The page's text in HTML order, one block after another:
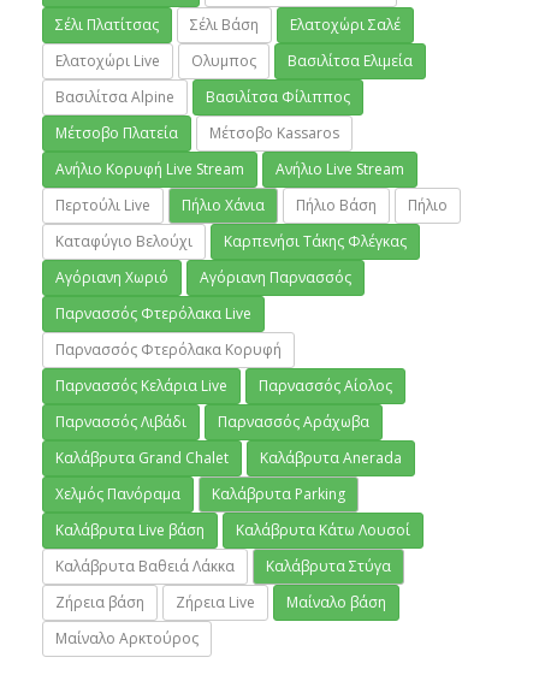
Σέλι Πλατίτσας
Σέλι Βάση
Ελατοχώρι Σαλέ
Ελατοχώρι Live
Ολυμπος
Βασιλίτσα Ελιμεία
Βασιλίτσα Alpine
Βασιλίτσα Φίλιππος
Μέτσοβο Πλατεία
Μέτσοβο Kassaros
Ανήλιο Κορυφή Live Stream
Ανήλιο Live Stream
Περτούλι Live
Πήλιο Χάνια Πήλιο Βάση
Πήλιο
Καταφύγιο Βελούχι
Καρπενήσι Τάκης Φλέγκας
Αγόριανη Χωριό
Αγόριανη Παρνασσός
Παρνασσός Φτερόλακα Live
Παρνασσός Φτερόλακα Κορυφή
Παρνασσός Κελάρια Live
Παρνασσός Αίολος
Παρνασσός Λιβάδι
Παρνασσός Αράχωβα
Καλάβρυτα Grand Chalet
Καλάβρυτα Anerada
Χελμός Πανόραμα
Καλάβρυτα Parking
Καλάβρυτα Live βάση
Καλάβρυτα Κάτω Λουσοί
Καλάβρυτα Βαθειά Λάκκα
Καλάβρυτα Στύγα
Ζήρεια βάση
Ζήρεια Live
Μαίναλο βάση
Μαίναλο Αρκτούρος